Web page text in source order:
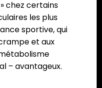
chez certains
les plus
sportive, qui
et aux
– avantageux.